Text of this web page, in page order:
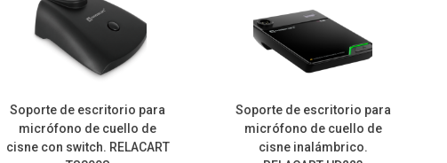
Soporte de escritorio para
micrófono de cuello de
cisne con switch. RELACART
Soporte de escritorio para
micrófono de cuello de
cisne inalámbrico.